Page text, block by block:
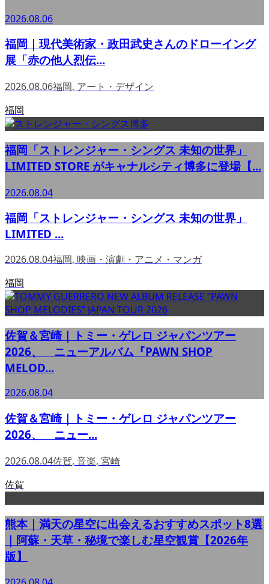
2026.08.06
福岡｜現代美術家・政田武史さんのドローイング
展「赤の他人烈伝...
2026.08.06福岡, アート・デザイン
福岡
福岡「ストレンジャー・シングス 未知の世界」
LIMITED STORE がキャナルシティ博多に登場【...
2026.08.04
福岡「ストレンジャー・シングス 未知の世界」
LIMITED ...
2026.08.04福岡, 映画・演劇・アニメ・マンガ
福岡
佐賀＆宮崎｜トミー・ゲレロ ジャパンツアー
2026、 ニューアルバム『PAWN SHOP
MELOD...
2026.08.04
佐賀＆宮崎｜トミー・ゲレロ ジャパンツアー
2026、 ニュー...
2026.08.04佐賀, 音楽, 宮崎
佐賀
熊本｜満天の星空に出会えるおすすめスポット8選
｜阿蘇・天草・秘境で楽しむ星空観賞【2026年
版】